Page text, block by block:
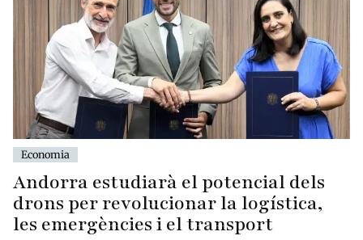
Economia
Andorra estudiarà el potencial dels
drons per revolucionar la logística,
les emergències i el transport